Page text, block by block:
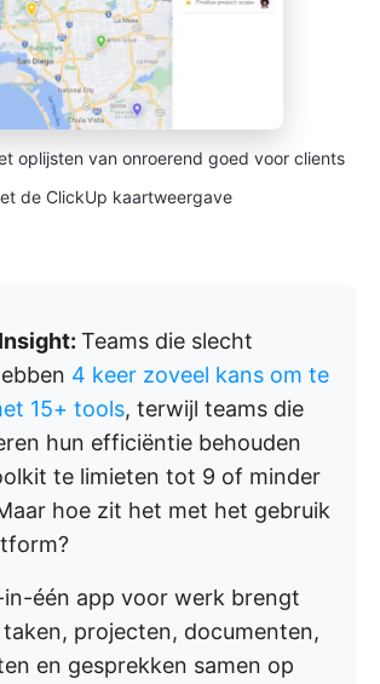
oplijsten van onroerend goed voor clients
de ClickUp kaartweergave
Teams die slecht
4 keer zoveel kans om te
15+ tools, terwijl teams die
hun efficiëntie behouden
te limieten tot 9 of minder
hoe zit het met het gebruik
in-één app voor werk brengt
taken, projecten, documenten,
en gesprekken samen op